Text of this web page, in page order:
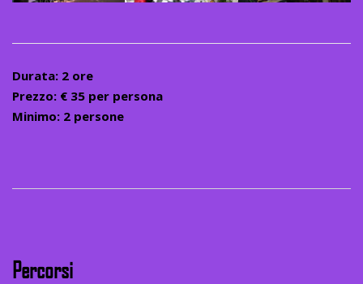
Durata: 2 ore
Prezzo: € 35 per persona
Minimo: 2 persone
Percorsi